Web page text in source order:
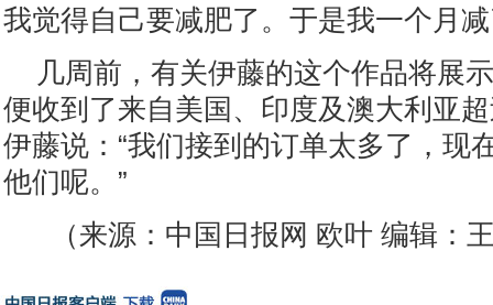
我觉得自己要减肥了。于是我一个月
几周前，有关伊藤的这个作品将展
便收到了来自美国、印度及澳大利亚
伊藤说：“我们接到的订单太多了，现
他们呢。”
（来源：中国日报网 欧叶 编辑：